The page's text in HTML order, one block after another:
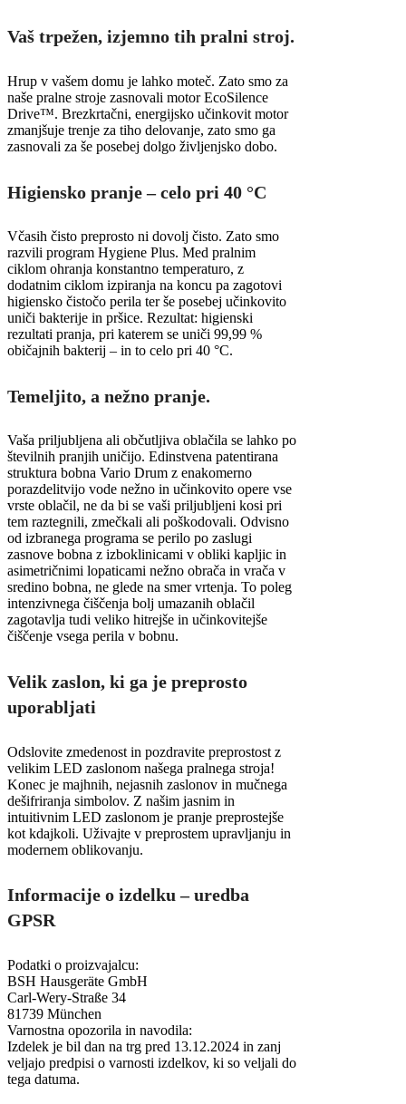
Vaš trpežen, izjemno tih pralni stroj.
Hrup v vašem domu je lahko moteč. Zato smo za
naše pralne stroje zasnovali motor EcoSilence
Drive™. Brezkrtačni, energijsko učinkovit motor
zmanjšuje trenje za tiho delovanje, zato smo ga
zasnovali za še posebej dolgo življenjsko dobo.
Higiensko pranje – celo pri 40 °C
Včasih čisto preprosto ni dovolj čisto. Zato smo
razvili program Hygiene Plus. Med pralnim
ciklom ohranja konstantno temperaturo, z
dodatnim ciklom izpiranja na koncu pa zagotovi
higiensko čistočo perila ter še posebej učinkovito
uniči bakterije in pršice. Rezultat: higienski
rezultati pranja, pri katerem se uniči 99,99 %
običajnih bakterij – in to celo pri 40 °C.
Temeljito, a nežno pranje.
Vaša priljubljena ali občutljiva oblačila se lahko po
številnih pranjih uničijo. Edinstvena patentirana
struktura bobna Vario Drum z enakomerno
porazdelitvijo vode nežno in učinkovito opere vse
vrste oblačil, ne da bi se vaši priljubljeni kosi pri
tem raztegnili, zmečkali ali poškodovali. Odvisno
od izbranega programa se perilo po zaslugi
zasnove bobna z izboklinicami v obliki kapljic in
asimetričnimi lopaticami nežno obrača in vrača v
sredino bobna, ne glede na smer vrtenja. To poleg
intenzivnega čiščenja bolj umazanih oblačil
zagotavlja tudi veliko hitrejše in učinkovitejše
čiščenje vsega perila v bobnu.
Velik zaslon, ki ga je preprosto
uporabljati
Odslovite zmedenost in pozdravite preprostost z
velikim LED zaslonom našega pralnega stroja!
Konec je majhnih, nejasnih zaslonov in mučnega
dešifriranja simbolov. Z našim jasnim in
intuitivnim LED zaslonom je pranje preprostejše
kot kdajkoli. Uživajte v preprostem upravljanju in
modernem oblikovanju.
Informacije o izdelku – uredba
GPSR
Podatki o proizvajalcu:
BSH Hausgeräte GmbH
Carl-Wery-Straße 34
81739 München
Varnostna opozorila in navodila:
Izdelek je bil dan na trg pred 13.12.2024 in zanj
veljajo predpisi o varnosti izdelkov, ki so veljali do
tega datuma.